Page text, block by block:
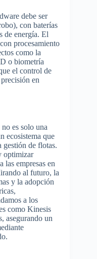
debe ser
con baterías
de energía. El
procesamiento
como la
o biometría
el control de
en
es solo una
ecosistema que
de flotas.
optimizar
las empresas en
al futuro, la
y la adopción
a los
como Kinesis
asegurando un